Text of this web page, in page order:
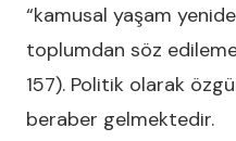
“kamusal yaşam
toplumdan söz
157). Politik olarak
beraber gelmektedir.